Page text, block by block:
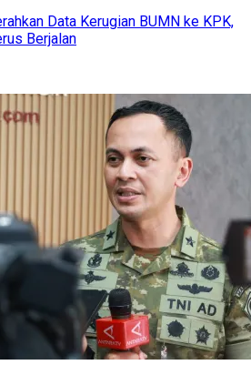
Data Kerugian BUMN ke KPK,
Berjalan